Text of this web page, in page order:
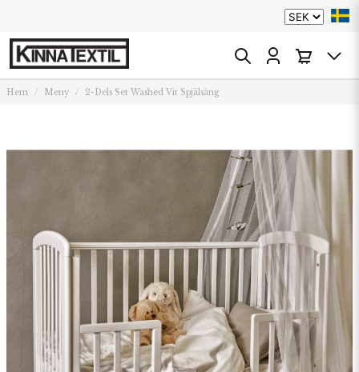
Hem Meny 2-Dels Set Washed Vit Spjälsäng